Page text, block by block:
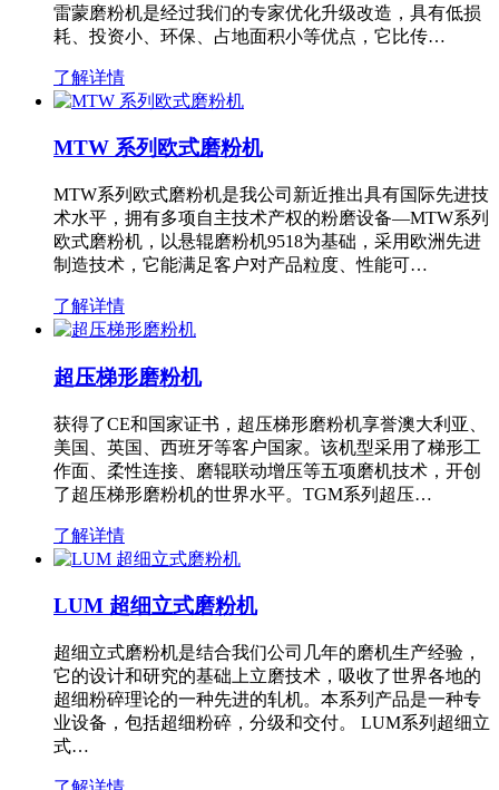
雷蒙磨粉机是经过我们的专家优化升级改造，具有低损
耗、投资小、环保、占地面积小等优点，它比传…
了解详情
MTW 系列欧式磨粉机
MTW系列欧式磨粉机是我公司新近推出具有国际先进技
术水平，拥有多项自主技术产权的粉磨设备—MTW系列
欧式磨粉机，以悬辊磨粉机9518为基础，采用欧洲先进
制造技术，它能满足客户对产品粒度、性能可…
了解详情
超压梯形磨粉机
获得了CE和国家证书，超压梯形磨粉机享誉澳大利亚、
美国、英国、西班牙等客户国家。该机型采用了梯形工
作面、柔性连接、磨辊联动增压等五项磨机技术，开创
了超压梯形磨粉机的世界水平。TGM系列超压…
了解详情
LUM 超细立式磨粉机
超细立式磨粉机是结合我们公司几年的磨机生产经验，
它的设计和研究的基础上立磨技术，吸收了世界各地的
超细粉碎理论的一种先进的轧机。本系列产品是一种专
业设备，包括超细粉碎，分级和交付。 LUM系列超细立
式…